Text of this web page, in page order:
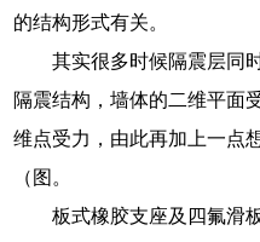
的结构形式有关。
其实很多时候隔震层同
隔震结构，墙体的二维平面
维点受力，由此再加上一点
（图。
板式橡胶支座及四氟滑